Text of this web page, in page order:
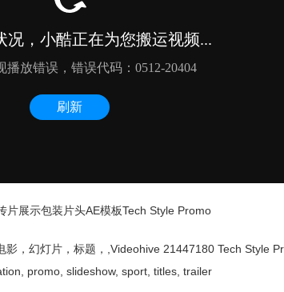
片展示包装片头AE模板Tech Style Promo
，幻灯片，标题，,Videohive 21447180 Tech Style
promo, slideshow, sport, titles, trailer